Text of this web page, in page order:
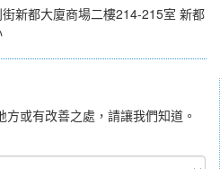
新都大廈商場二樓214-215室 新都
或有改善之處，請讓我們知道。